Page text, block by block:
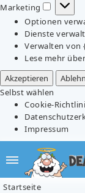
Marketing
Optionen
Dienste
Verwalten von
Lese mehr
Akzeptieren
Selbst wählen
Cookie-
Impressum
Startseite